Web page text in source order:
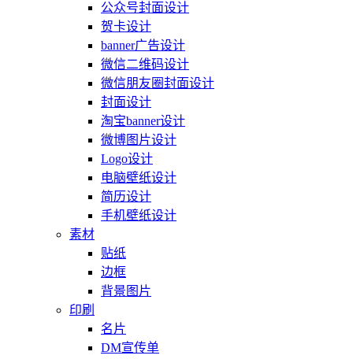
公众号封面设计
贺卡设计
banner广告设计
微信二维码设计
微信朋友圈封面设计
封面设计
淘宝banner设计
微博图片设计
Logo设计
电脑壁纸设计
简历设计
手机壁纸设计
素材
贴纸
边框
背景图片
印刷
名片
DM宣传单